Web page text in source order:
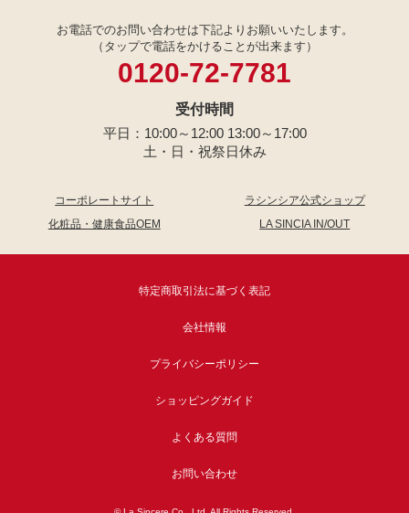
お電話でのお問い合わせは下記よりお願いいたします。
（タップで電話をかけることが出来ます）
0120-72-7781
受付時間
平日：10:00～12:00 13:00～17:00
土・日・祝祭日休み
コーポレートサイト
ラシンシア公式ショップ
化粧品・健康食品OEM
LA SINCIA IN/OUT
特定商取引法に基づく表記
会社情報
プライバシーポリシー
ショッピングガイド
よくある質問
お問い合わせ